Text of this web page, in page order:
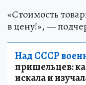
«Стоимость
в цену!», —
Над СССР
пришельцев:
искала и